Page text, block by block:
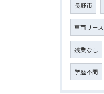
長野市
車両リース
残業なし
学歴不問